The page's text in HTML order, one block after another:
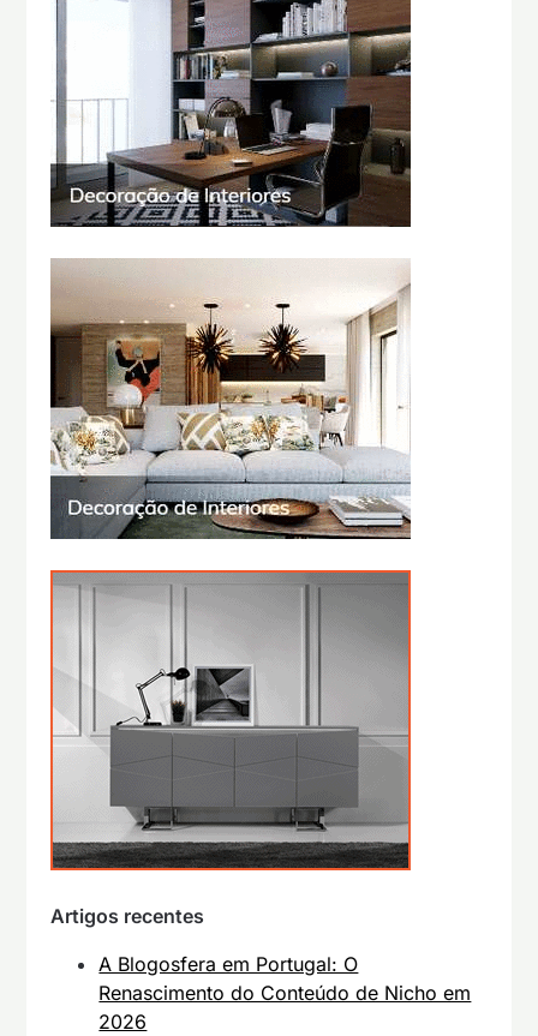
Artigos recentes
A Blogosfera em Portugal: O
Renascimento do Conteúdo de Nicho em
2026